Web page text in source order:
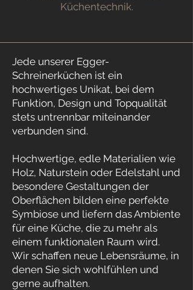
Küchentechnik.
Jede unserer Egger-
Schreinerküchen ist ein
hochwertiges Unikat, bei dem
Funktion, Design und Topqualität
stets untrennbar miteinander
verbunden sind.
Hochwertige, edle Materialien wie
Holz, Naturstein oder Edelstahl und
besondere Gestaltungen der
Oberflächen bilden eine perfekte
Symbiose und liefern das Ambiente
für eine Küche, die zu mehr als
einem funktionalen Raum wird.
Wir schaffen neue Lebensräume, in
denen Sie sich wohlfühlen und
gerne aufhalten.